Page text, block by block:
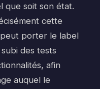
que soit son état.
cette
porter le label
des tests
afin
auquel le